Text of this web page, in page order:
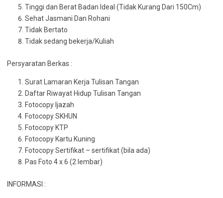
Tinggi dan Berat Badan Ideal (Tidak Kurang Dari 150Cm)
Sehat Jasmani Dan Rohani
Tidak Bertato
Tidak sedang bekerja/Kuliah
Persyaratan Berkas :
Surat Lamaran Kerja Tulisan Tangan
Daftar Riwayat Hidup Tulisan Tangan
Fotocopy Ijazah
Fotocopy SKHUN
Fotocopy KTP
Fotocopy Kartu Kuning
Fotocopy Sertifikat – sertifikat (bila ada)
Pas Foto 4 x 6 (2 lembar)
INFORMASI :